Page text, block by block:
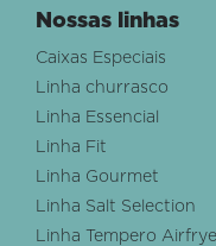
Nossas linhas
Caixas Especiais
Linha churrasco
Linha Essencial
Linha Fit
Linha Gourmet
Linha Salt Selection
Linha Tempero